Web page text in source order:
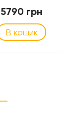
5790 грн
В кошик